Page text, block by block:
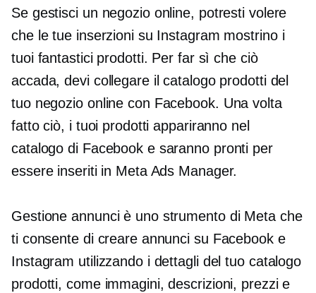
Se gestisci un negozio online, potresti volere
che le tue inserzioni su Instagram mostrino i
tuoi fantastici prodotti. Per far sì che ciò
accada, devi collegare il catalogo prodotti del
tuo negozio online con Facebook. Una volta
fatto ciò, i tuoi prodotti appariranno nel
catalogo di Facebook e saranno pronti per
essere inseriti in Meta Ads Manager.
Gestione annunci è uno strumento di Meta che
ti consente di creare annunci su Facebook e
Instagram utilizzando i dettagli del tuo catalogo
prodotti, come immagini, descrizioni, prezzi e